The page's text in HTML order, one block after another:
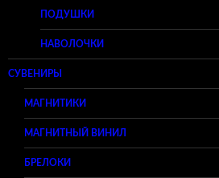
ПОДУШКИ
НАВОЛОЧКИ
СУВЕНИРЫ
МАГНИТИКИ
МАГНИТНЫЙ ВИНИЛ
БРЕЛОКИ